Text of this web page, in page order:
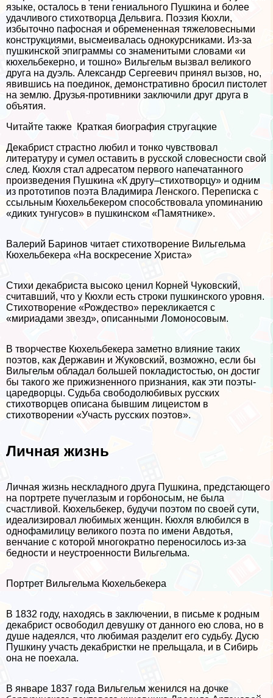
языке, осталось в тени гениального Пушкина и более
удачливого стихотворца Дельвига. Поэзия Кюхли,
избыточно пафосная и обремененная тяжеловесными
конструкциями, высмеивалась однокурсниками. Из-за
пушкинской эпиграммы со знаменитыми словами «и
кюхельбекерно, и тошно» Вильгельм вызвал великого
друга на дуэль. Александр Сергеевич принял вызов, но,
явившись на поединок, демонстративно бросил пистолет
на землю. Друзья-противники заключили друг друга в
объятия.
Читайте также Краткая биография стругацкие
Декабрист страстно любил и тонко чувствовал
литературу и сумел оставить в русской словесности свой
след. Кюхля стал адресатом первого напечатанного
произведения Пушкина «К другу–стихотворцу» и одним
из прототипов поэта Владимира Ленского. Переписка с
ссыльным Кюхельбекером способствовала упоминанию
«диких тунгусов» в пушкинском «Памятнике».
Валерий Баринов читает стихотворение Вильгельма
Кюхельбекера «На воскресение Христа»
Стихи декабриста высоко ценил Корней Чуковский,
считавший, что у Кюхли есть строки пушкинского уровня.
Стихотворение «Рождество» перекликается с
«мириадами звезд», описанными Ломоносовым.
В творчестве Кюхельбекера заметно влияние таких
поэтов, как Державин и Жуковский, возможно, если бы
Вильгельм обладал большей покладистостью, он достиг
бы такого же прижизненного признания, как эти поэты-
царедворцы. Судьба свободолюбивых русских
стихотворцев описана бывшим лицеистом в
стихотворении «Участь русских поэтов».
Личная жизнь
Личная жизнь нескладного друга Пушкина, предстающего
на портрете пучеглазым и горбоносым, не была
счастливой. Кюхельбекер, будучи поэтом по своей сути,
идеализировал любимых женщин. Кюхля влюбился в
однофамилицу великого поэта по имени Авдотья,
венчание с которой многократно переносилось из-за
бедности и неустроенности Вильгельма.
Портрет Вильгельма Кюхельбекера
В 1832 году, находясь в заключении, в письме к родным
декабрист освободил дeвyшку от данного ею слова, но в
душе надеялся, что любимая разделит его судьбу. Дусю
Пушкину участь декабристки не прельщала, и в Сибирь
она не поехала.
В январе 1837 года Вильгельм женился на дочке